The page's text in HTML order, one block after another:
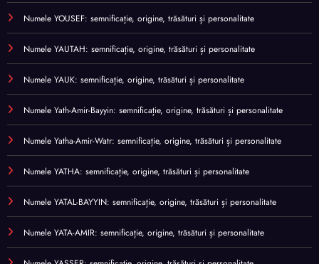
Numele YOUSEF: semnificație, origine, trăsături și personalitate
Numele YAUTAH: semnificație, origine, trăsături și personalitate
Numele YAUK: semnificație, origine, trăsături și personalitate
Numele Yath-Amir-Bayyin: semnificație, origine, trăsături și personalitate
Numele Yatha-Amir-Watr: semnificație, origine, trăsături și personalitate
Numele YATHA: semnificație, origine, trăsături și personalitate
Numele YATAL-BAYYIN: semnificație, origine, trăsături și personalitate
Numele YATA-AMIR: semnificație, origine, trăsături și personalitate